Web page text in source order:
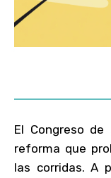
El Congreso de
reforma que
las corridas. A